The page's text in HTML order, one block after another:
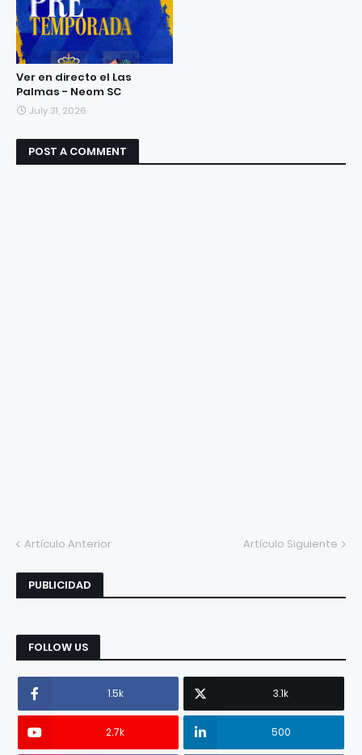
Ver en directo el Las
Palmas - Neom SC
July 31, 2026
POST A COMMENT
Artículo Anterior Artículo Siguiente
PUBLICIDAD
FOLLOW US
1.5k 3.1k
2.7k 500